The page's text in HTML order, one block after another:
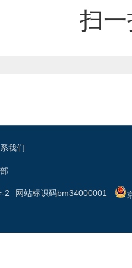
扫
我们
网站标识码bm34000001
2